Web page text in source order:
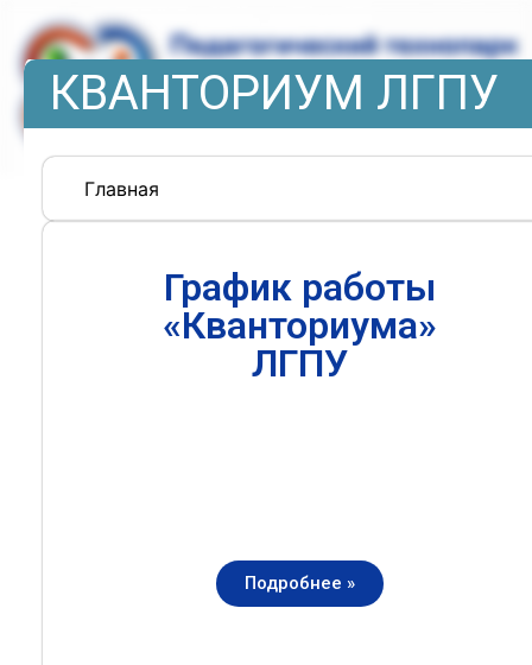
КВАНТОРИУМ ЛГПУ
Главная
График работы
«Кванториума»
ЛГПУ
Подробнее »